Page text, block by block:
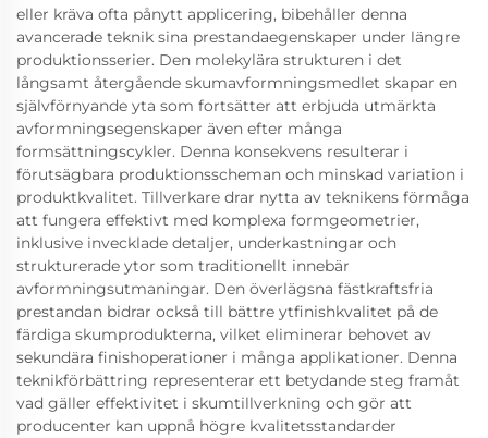
eller kräva ofta pånytt applicering, bibehåller denna
avancerade teknik sina prestandaegenskaper under längre
produktionsserier. Den molekylära strukturen i det
långsamt återgående skumavformningsmedlet skapar en
självförnyande yta som fortsätter att erbjuda utmärkta
avformningsegenskaper även efter många
formsättningscykler. Denna konsekvens resulterar i
förutsägbara produktionsscheman och minskad variation i
produktkvalitet. Tillverkare drar nytta av teknikens förmåga
att fungera effektivt med komplexa formgeometrier,
inklusive invecklade detaljer, underkastningar och
strukturerade ytor som traditionellt innebär
avformningsutmaningar. Den överlägsna fästkraftsfria
prestandan bidrar också till bättre ytfinishkvalitet på de
färdiga skumprodukterna, vilket eliminerar behovet av
sekundära finishoperationer i många applikationer. Denna
teknikförbättring representerar ett betydande steg framåt
vad gäller effektivitet i skumtillverkning och gör att
producenter kan uppnå högre kvalitetsstandarder